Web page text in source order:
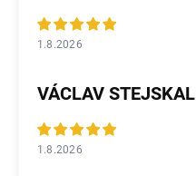
1.8.2026
VÁCLAV STEJSKAL
1.8.2026